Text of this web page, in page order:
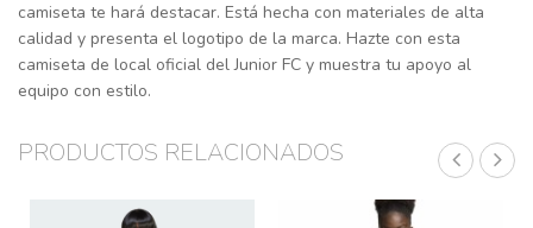
camiseta te hará destacar. Está hecha con materiales de alta
calidad y presenta el logotipo de la marca. Hazte con esta
camiseta de local oficial del Junior FC y muestra tu apoyo al
equipo con estilo.
PRODUCTOS RELACIONADOS